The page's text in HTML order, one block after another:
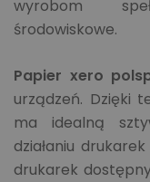
wyrobom
środowiskowe.
Papier xero
urządzeń. Dzięki
ma idealną
działaniu
drukarek